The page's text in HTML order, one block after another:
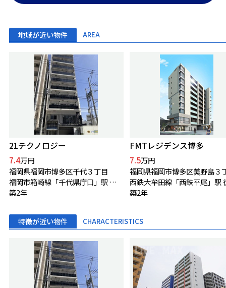
地域が近い物件 AREA
21テクノロジー
7.4万円
福岡県福岡市博多区千代３丁目
福岡市箱崎線「千代県庁口」駅 徒歩3分
築2年
FMTレジデンス博多
7.5万円
福岡県福岡市博多区美野島３
築2年
特徴が近い物件 CHARACTERISTICS